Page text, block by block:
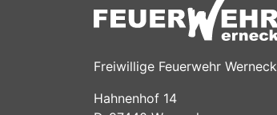
Freiwillige Feuerwehr Werneck
Hahnenhof 14